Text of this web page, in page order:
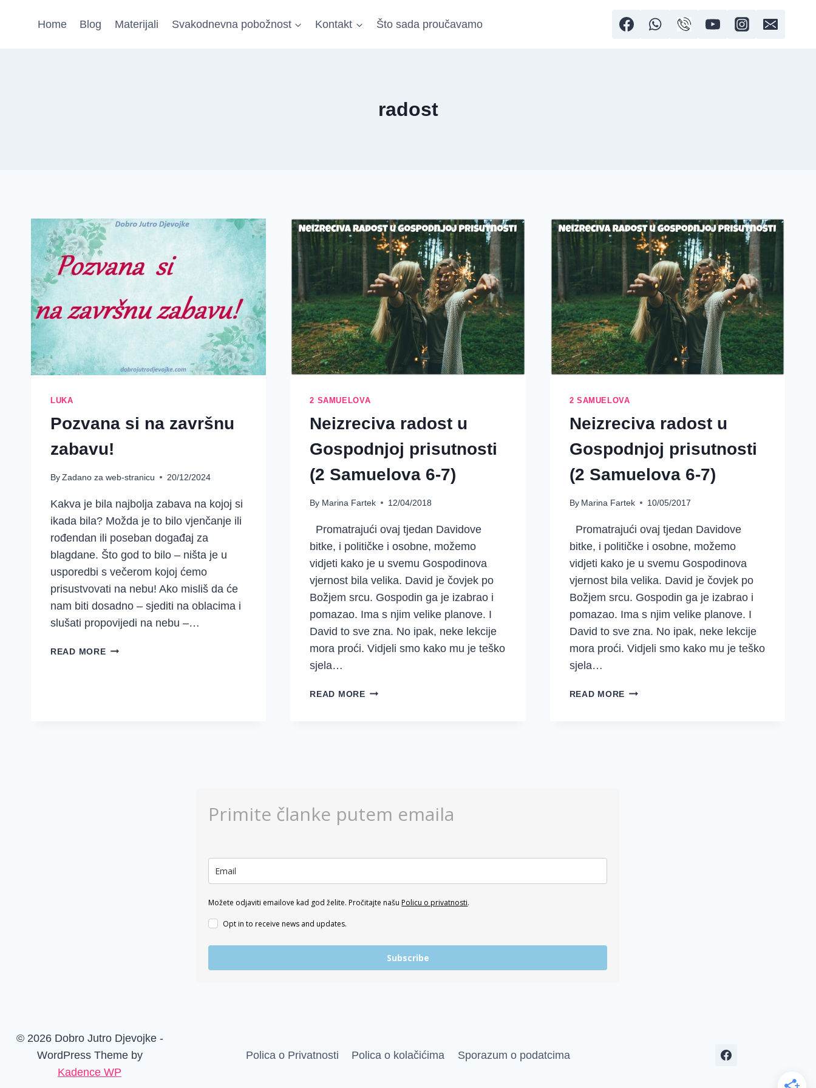
Home Blog Materijali Svakodnevna pobožnost Kontakt Što sada proučavamo
radost
LUKA
Pozvana si na završnu
zabavu!
ByZadano za web-stranicu 20/12/2024
Kakva je bila najbolja zabava na kojoj si
ikada bila? Možda je to bilo vjenčanje ili
rođendan ili poseban događaj za
blagdane. Što god to bilo – ništa je u
usporedbi s večerom kojoj ćemo
prisustvovati na nebu! Ako misliš da će
nam biti dosadno – sjediti na oblacima i
slušati propovijedi na nebu –…
READ MOREPOZVANA
2 SAMUELOVA
Neizreciva radost u
Gospodnjoj prisutnosti
(2 Samuelova 6-7)
By Marina Fartek 12/04/2018
Promatrajući ovaj tjedan Davidove
bitke, i političke i osobne, možemo
vidjeti kako je u svemu Gospodinova
vjernost bila velika. David je čovjek po
Božjem srcu. Gospodin ga je izabrao i
pomazao. Ima s njim velike planove. I
David to sve zna. No ipak, neke lekcije
mora proći. Vidjeli smo kako mu je teško
sjela…
READ MORENEIZRECIVA
2 SAMUELOVA
Neizreciva radost u
Gospodnjoj prisutnosti
(2 Samuelova 6-7)
By Marina Fartek 10/05/2017
Promatrajući ovaj tjedan Davidove
bitke, i političke i osobne, možemo
vidjeti kako je u svemu Gospodinova
vjernost bila velika. David je čovjek po
Božjem srcu. Gospodin ga je izabrao i
pomazao. Ima s njim velike planove. I
David to sve zna. No ipak, neke lekcije
mora proći. Vidjeli smo kako mu je teško
sjela…
READ MORE NEIZRECIVA
Primite članke putem emaila
Možete odjaviti emailove kad god želite. Pročitajte našuPolicu o privatnosti.
Opt in to receive news and updates.
Subscribe
© 2026 Dobro Jutro Djevojke -
WordPress Theme by
Kadence WP
Polica o Privatnosti Polica o kolačićima Sporazum o podatcima